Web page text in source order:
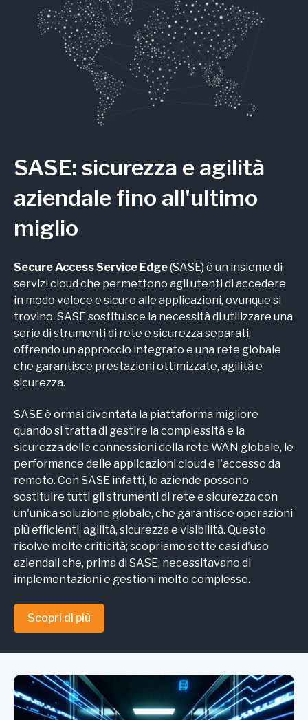
SASE: sicurezza e agilità
aziendale fino all'ultimo
miglio
Secure Access Service Edge(SASE) è un insieme di
servizi cloud che permettono agli utenti di accedere
in modo veloce e sicuro alle applicazioni, ovunque si
trovino. SASE sostituisce la necessità di utilizzare una
serie di strumenti di rete e sicurezza separati,
offrendo un approccio integrato e una rete globale
che garantisce prestazioni ottimizzate, agilità e
sicurezza.
SASE è ormai diventata la piattaforma migliore
quando si tratta di gestire la complessità e la
sicurezza delle connessioni della rete WAN globale, le
performance delle applicazioni cloud e l'accesso da
remoto. Con SASE infatti, le aziende possono
sostituire tutti gli strumenti di rete e sicurezza con
un'unica soluzione globale, che garantisce operazioni
più efficienti, agilità, sicurezza e visibilità. Questo
risolve molte criticità; scopriamo sette casi d'uso
aziendali che, prima di SASE, necessitavano di
implementazioni e gestioni molto complesse.
Scopri di più